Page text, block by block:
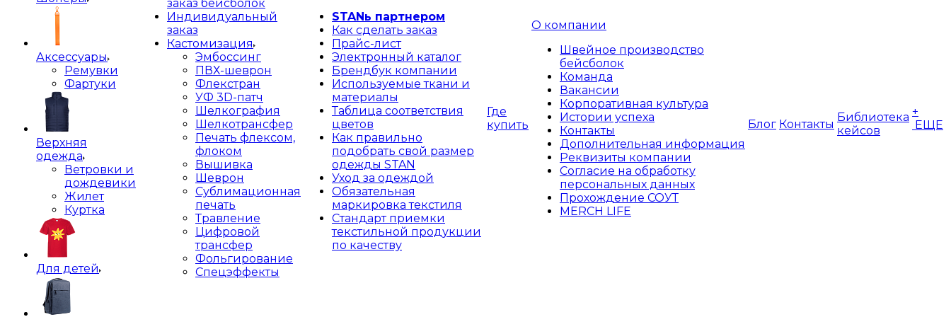
Аксессуары
Ремувки
Фартуки
Верхняя
одежда
Ветровки и
дождевики
Жилет
Куртка
Для детей
заказ бейсболок
Индивидуальный
заказ
Кастомизация
Эмбоссинг
ПВХ-шеврон
Флекстран
УФ 3D-патч
Шелкография
Шелкотрансфер
Печать флексом,
флоком
Вышивка
Шеврон
Сублимационная
печать
Травление
Цифровой
трансфер
Фольгирование
Спецэффекты
STANь партнером
Как сделать заказ
Прайс-лист
Электронный каталог
Брендбук компании
Используемые ткани и
материалы
Таблица соответствия
цветов
Как правильно
подобрать свой размер
одежды STAN
Уход за одеждой
Обязательная
маркировка текстиля
Стандарт приемки
текстильной продукции
по качеству
Где
купить
О компании
Швейное производство
бейсболок
Команда
Вакансии
Корпоративная культура
Истории успеха
Контакты
Дополнительная информация
Реквизиты компании
Согласие на обработку
персональных данных
Прохождение СОУТ
MERCH LIFE
Блог Контакты
Библиотека
кейсов
+
ЕЩЕ